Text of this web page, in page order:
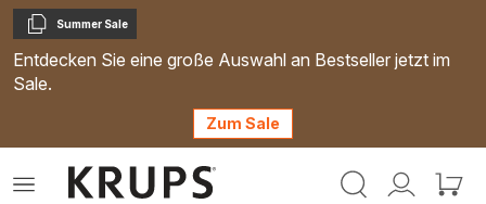
Kopieren
Summer Sale
Entdecken Sie eine große Auswahl an Bestseller jetzt im
Sale.
Zum Sale
Mein
Mein
Das